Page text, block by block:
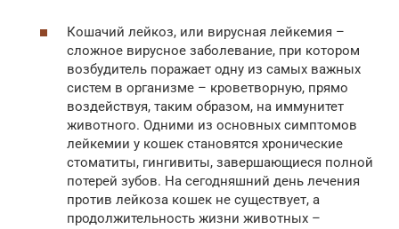
Кошачий лейкоз, или вирусная лейкемия –
сложное вирусное заболевание, при котором
возбудитель поражает одну из самых важных
систем в организме – кроветворную, прямо
воздействуя, таким образом, на иммунитет
животного. Одними из основных симптомов
лейкемии у кошек становятся хронические
стоматиты, гингивиты, завершающиеся полной
потерей зубов. На сегодняшний день лечения
против лейкоза кошек не существует, а
продолжительность жизни животных –